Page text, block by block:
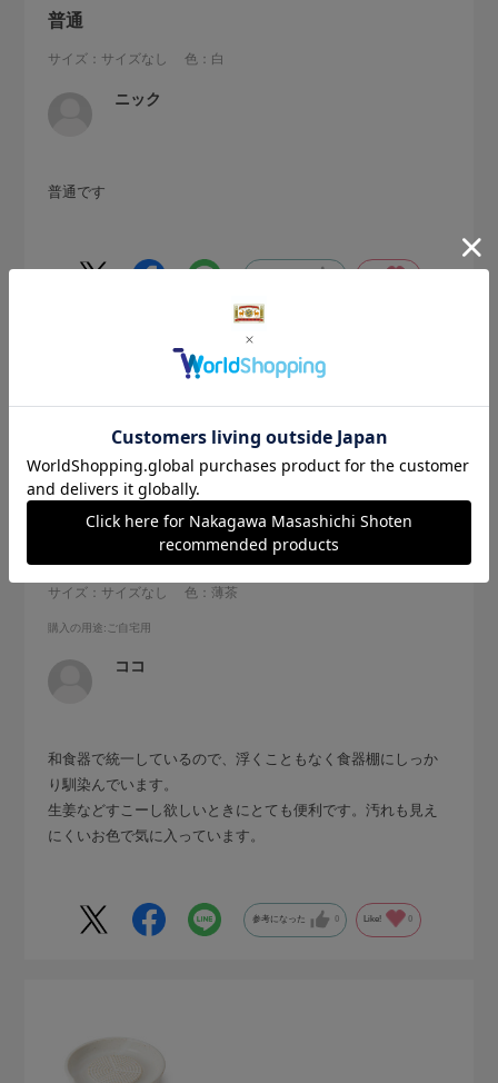
普通
サイズ：サイズなし 色：白
ニック
普通です
色合いがステキ
サイズ：サイズなし 色：薄茶
購入の用途:ご自宅用
ココ
和食器で統一しているので、浮くこともなく食器棚にしっか
り馴染んでいます。
生姜などすこーし欲しいときにとても便利です。汚れも見え
にくいお色で気に入っています。
参考になった 0 Like! 0